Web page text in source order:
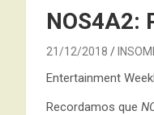
NOS4A2:
21/12/2018
Entertainment
Recordamos que